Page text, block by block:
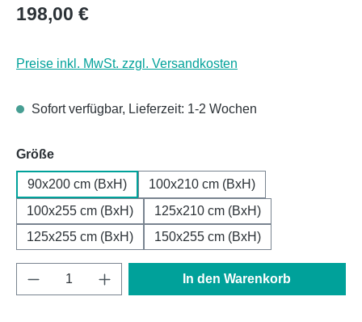
Regulärer Preis:
198,00 €
Preise inkl. MwSt. zzgl. Versandkosten
Sofort verfügbar, Lieferzeit: 1-2 Wochen
Größeauswählen
90x200 cm (BxH)
100x210 cm (BxH)
100x255 cm (BxH)
125x210 cm (BxH)
125x255 cm (BxH)
150x255 cm (BxH)
Produkt Anzahl: Gib den gewünschten
In den Warenkorb